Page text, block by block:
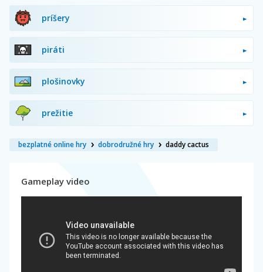
príšery
piráti
plošinovky
prežitie
bezplatné online hry dobrodružné hry daddy cactus
Gameplay video